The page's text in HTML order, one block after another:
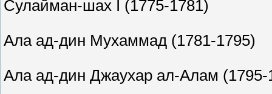
Сулайман-шах I (1775-1781)
Ала ад-дин Мухаммад (1781-1795)
Ала ад-дин Джаухар ал-Алам (1795-